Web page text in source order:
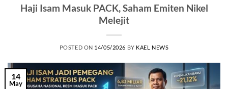
Haji Isam Masuk PACK, Saham Emiten Nikel
Melejit
POSTED ON 14/05/2026 BY KAEL NEWS
14
May